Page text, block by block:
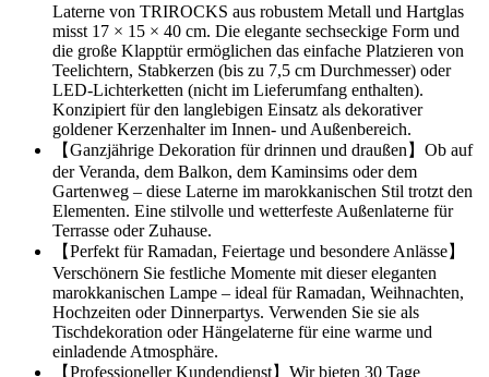
Laterne von TRIROCKS aus robustem Metall und Hartglas
misst 17 × 15 × 40 cm. Die elegante sechseckige Form und
die große Klapptür ermöglichen das einfache Platzieren von
Teelichtern, Stabkerzen (bis zu 7,5 cm Durchmesser) oder
LED-Lichterketten (nicht im Lieferumfang enthalten).
Konzipiert für den langlebigen Einsatz als dekorativer
goldener Kerzenhalter im Innen- und Außenbereich.
【Ganzjährige Dekoration für drinnen und draußen】Ob auf
der Veranda, dem Balkon, dem Kaminsims oder dem
Gartenweg – diese Laterne im marokkanischen Stil trotzt den
Elementen. Eine stilvolle und wetterfeste Außenlaterne für
Terrasse oder Zuhause.
【Perfekt für Ramadan, Feiertage und besondere Anlässe】
Verschönern Sie festliche Momente mit dieser eleganten
marokkanischen Lampe – ideal für Ramadan, Weihnachten,
Hochzeiten oder Dinnerpartys. Verwenden Sie sie als
Tischdekoration oder Hängelaterne für eine warme und
einladende Atmosphäre.
【Professioneller Kundendienst】Wir bieten 30 Tage